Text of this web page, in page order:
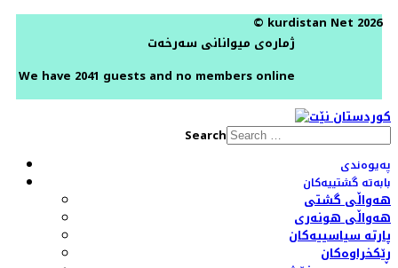
© kurdistan Net 2026
ژمارەی میوانانی سەرخەت
We have 2041 guests and no members online
Search
پەیوەندی
بابەتە گشتییەکان
هەواڵی گشتی
هەواڵی هونەری
پارتە سیاسییەکان
ڕێکخراوەکان